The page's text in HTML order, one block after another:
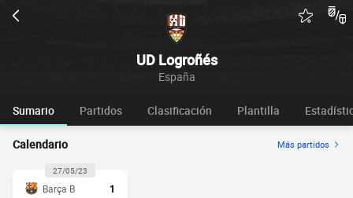
UD Logroñés
España
Sumario Partidos Clasificación Plantilla
Calendario Más partidos
27/05/23
Barça B
1